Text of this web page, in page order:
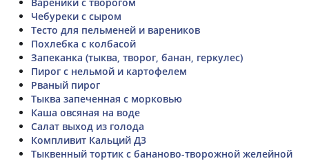
Чебуреки с сыром
Тесто для пельменей и вареников
Похлебка с колбасой
Запеканка (тыква, творог, банан, геркулес)
Пирог с нельмой и картофелем
Рваный пирог
Тыква запеченная с морковью
Каша овсяная на воде
Салат выход из голода
Компливит Кальций Д3
Тыквенный тортик с бананово-творожной желейной